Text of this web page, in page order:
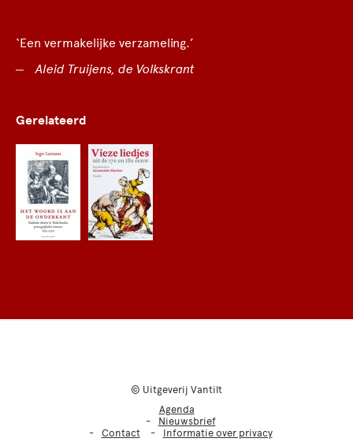
‘Een vermakelijke verzameling.’
Aleid Truijens, de Volkskrant
Gerelateerd
© Uitgeverij Vantilt
Agenda
Nieuwsbrief
Contact
Informatie over privacy